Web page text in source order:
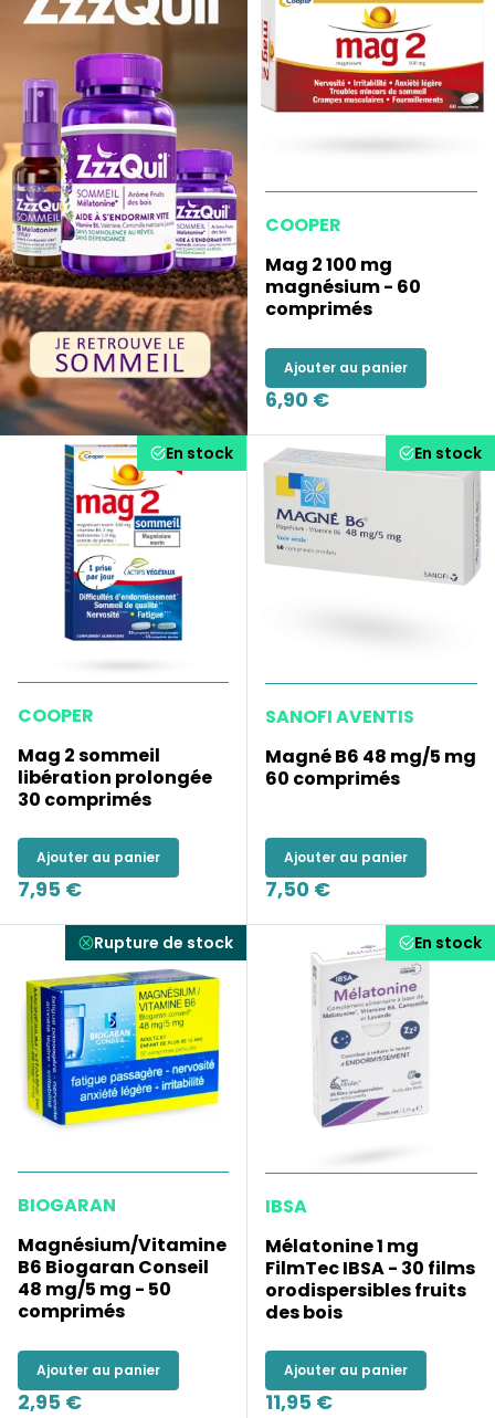
COOPER
Mag 2 100 mg
magnésium - 60
comprimés
Ajouter au panier
6,90 €
En stock
COOPER
Mag 2 sommeil
libération prolongée
30 comprimés
Ajouter au panier
7,95 €
En stock
SANOFI AVENTIS
Magné B6 48 mg/5 mg
60 comprimés
Ajouter au panier
7,50 €
Rupture de stock
BIOGARAN
Magnésium/Vitamine
B6 Biogaran Conseil
48 mg/5 mg - 50
comprimés
Ajouter au panier
2,95 €
En stock
IBSA
Mélatonine 1 mg
FilmTec IBSA - 30 films
orodispersibles fruits
des bois
Ajouter au panier
11,95 €